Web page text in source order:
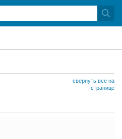
свернуть все на
странице